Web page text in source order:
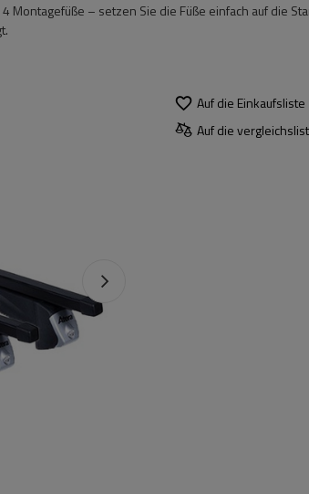
Montagefüße – setzen Sie die Füße einfach auf die
Auf die Einkaufsliste
Auf die